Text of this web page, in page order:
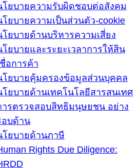
โยบายความรับผิดชอบต่อสังคม
โยบายความเป็นส่วนตัว-cookie
โยบายด้านบริหารความเสี่ยง
โยบายและระยะเวลาการให้สิน
ชื่อการค้า
โยบายคุ้มครองข้อมูลส่วนบุคคล
โยบายด้านเทคโนโลยีสารสนเทศ
ารตรวจสอบสิทธิมนุษยชน อย่าง
อบด้าน
โยบายด้านภาษี
Rights Due Diligence: